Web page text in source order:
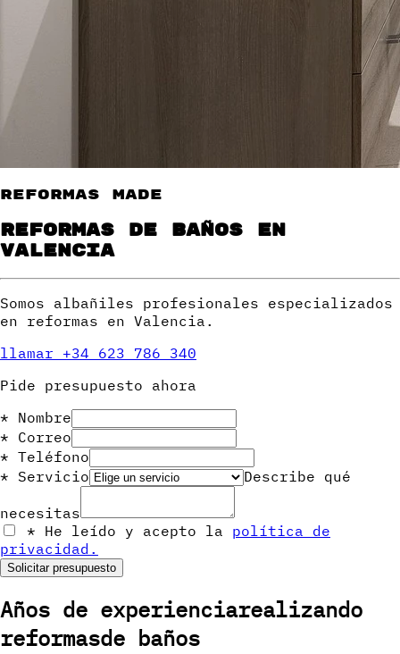
Reformas Made
Reformas de baños en
Valencia
Somos albañiles profesionales especializados
en reformas en Valencia.
llamar +34 623 786 340
Pide presupuesto ahora
* Nombre
* Correo
* Teléfono
* Servicio Describe qué
necesitas
* He leído y acepto la política de
privacidad.
Solicitar presupuesto
Años de experienciarealizando
reformasde baños